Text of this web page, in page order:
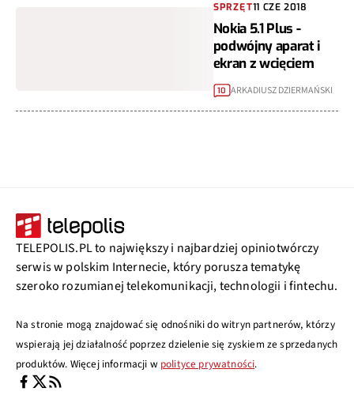
SPRZĘT11 CZE 2018
Nokia 5.1 Plus -
podwójny aparat i
ekran z wcięciem
10 ARKADIUSZ DZIERMAŃSKI
TELEPOLIS.PL to największy i najbardziej opiniotwórczy
serwis w polskim Internecie, który porusza tematykę
szeroko rozumianej telekomunikacji, technologii i fintechu.
Na stronie mogą znajdować się odnośniki do witryn partnerów, którzy
wspierają jej działalność poprzez dzielenie się zyskiem ze sprzedanych
produktów. Więcej informacji w polityce prywatności.